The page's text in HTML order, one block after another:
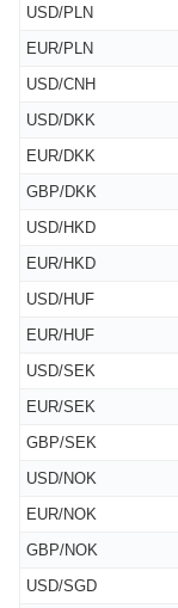
USD/PLN
EUR/PLN
USD/CNH
USD/DKK
EUR/DKK
GBP/DKK
USD/HKD
EUR/HKD
USD/HUF
EUR/HUF
USD/SEK
EUR/SEK
GBP/SEK
USD/NOK
EUR/NOK
GBP/NOK
USD/SGD